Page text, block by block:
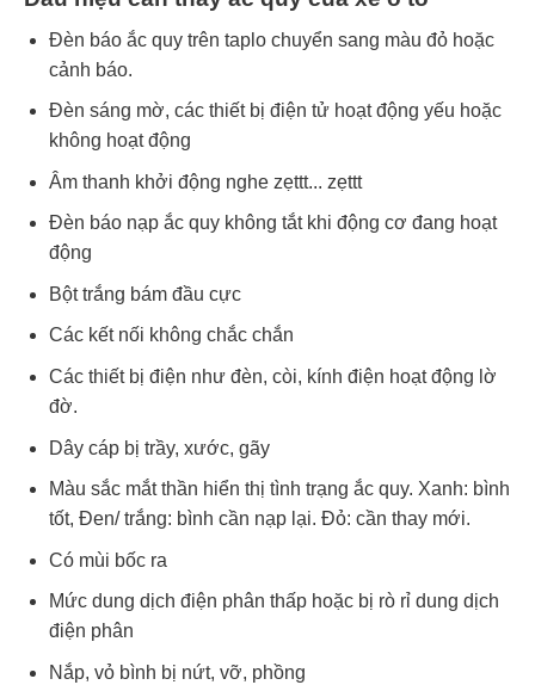
Đèn báo ắc quy trên taplo chuyển sang màu đỏ hoặc
cảnh báo.
Đèn sáng mờ, các thiết bị điện tử hoạt động yếu hoặc
không hoạt động
Âm thanh khởi động nghe zẹttt... zẹttt
Đèn báo nạp ắc quy không tắt khi động cơ đang hoạt
động
Bột trắng bám đầu cực
Các kết nối không chắc chắn
Các thiết bị điện như đèn, còi, kính điện hoạt động lờ
đờ.
Dây cáp bị trầy, xước, gãy
Màu sắc mắt thần hiển thị tình trạng ắc quy. Xanh: bình
tốt, Đen/ trắng: bình cần nạp lại. Đỏ: cần thay mới.
Có mùi bốc ra
Mức dung dịch điện phân thấp hoặc bị rò rỉ dung dịch
điện phân
Nắp, vỏ bình bị nứt, vỡ, phồng